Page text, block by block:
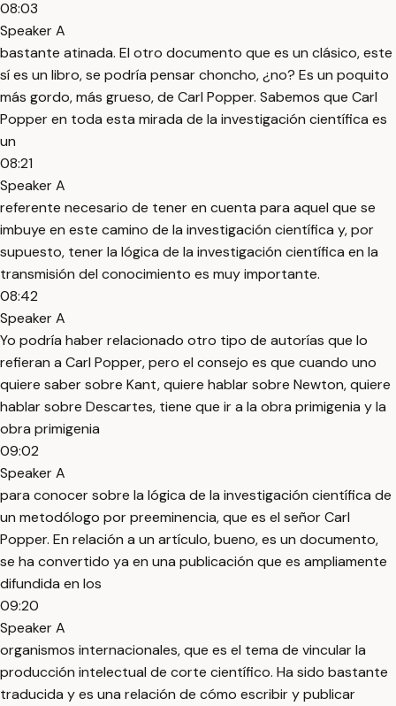
08:03
Speaker A
bastante atinada. El otro documento que es un clásico, este
sí es un libro, se podría pensar choncho, ¿no? Es un poquito
más gordo, más grueso, de Carl Popper. Sabemos que Carl
Popper en toda esta mirada de la investigación científica es
un
08:21
Speaker A
referente necesario de tener en cuenta para aquel que se
imbuye en este camino de la investigación científica y, por
supuesto, tener la lógica de la investigación científica en la
transmisión del conocimiento es muy importante.
08:42
Speaker A
Yo podría haber relacionado otro tipo de autorías que lo
refieran a Carl Popper, pero el consejo es que cuando uno
quiere saber sobre Kant, quiere hablar sobre Newton, quiere
hablar sobre Descartes, tiene que ir a la obra primigenia y la
obra primigenia
09:02
Speaker A
para conocer sobre la lógica de la investigación científica de
un metodólogo por preeminencia, que es el señor Carl
Popper. En relación a un artículo, bueno, es un documento,
se ha convertido ya en una publicación que es ampliamente
difundida en los
09:20
Speaker A
organismos internacionales, que es el tema de vincular la
producción intelectual de corte científico. Ha sido bastante
traducida y es una relación de cómo escribir y publicar